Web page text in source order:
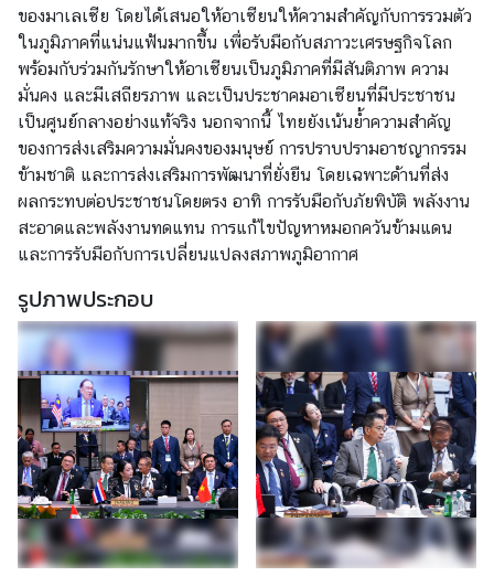
เ
ซี
ย
น
ค
ว
า
ม
สั
ม
พั
น
ธ์
กั
บ
ภ
า
ย
น
อ
ของมาเลเซีย โดยได้เสนอให้อาเซียนให้ความสำคัญกับการรวมตัว
ในภูมิภาคที่แน่นแฟ้นมากขึ้น เพื่อรับมือกับสภาวะเศรษฐกิจโลก
พร้อมกับร่วมกันรักษาให้อาเซียนเป็นภูมิภาคที่มีสันติภาพ ความ
มั่นคง และมีเสถียรภาพ และเป็นประชาคมอาเซียนที่มีประชาชน
เป็นศูนย์กลางอย่างแท้จริง นอกจากนี้ ไทยยังเน้นย้ำความสำคัญ
ของการส่งเสริมความมั่นคงของมนุษย์ การปราบปรามอาชญากรรม
ข้ามชาติ และการส่งเสริมการพัฒนาที่ยั่งยืน โดยเฉพาะด้านที่ส่ง
ผลกระทบต่อประชาชนโดยตรง อาทิ การรับมือกับภัยพิบัติ พลังงาน
สะอาดและพลังงานทดแทน การแก้ไขปัญหาหมอกควันข้ามแดน
และการรับมือกับการเปลี่ยนแปลงสภาพภูมิอากาศ
รูปภาพประกอบ